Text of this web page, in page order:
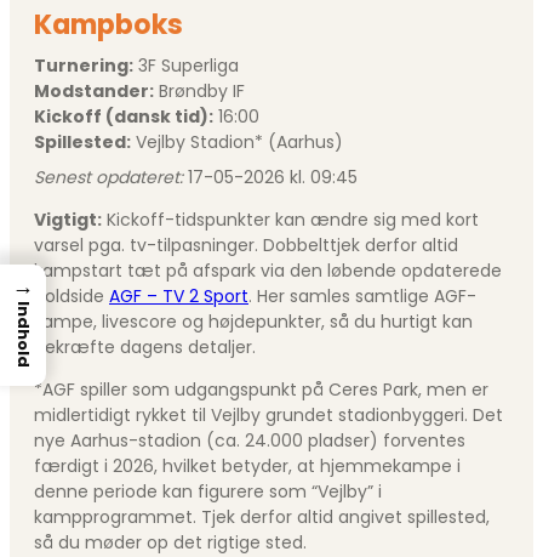
Kampboks
Turnering: 3F Superliga
Modstander: Brøndby IF
Kickoff (dansk tid): 16:00
Spillested: Vejlby Stadion* (Aarhus)
Senest opdateret:17-05-2026 kl. 09:45
Vigtigt: Kickoff-tidspunkter kan ændre sig med kort
varsel pga. tv-tilpasninger. Dobbelttjek derfor altid
kampstart tæt på afspark via den løbende opdaterede
holdside AGF – TV 2 Sport. Her samles samtlige AGF-
kampe, livescore og højdepunkter, så du hurtigt kan
bekræfte dagens detaljer.
*AGF spiller som udgangspunkt på Ceres Park, men er
midlertidigt rykket til Vejlby grundet stadionbyggeri. Det
nye Aarhus-stadion (ca. 24.000 pladser) forventes
færdigt i 2026, hvilket betyder, at hjemmekampe i
denne periode kan figurere som “Vejlby” i
kampprogrammet. Tjek derfor altid angivet spillested,
så du møder op det rigtige sted.
→
Indhold